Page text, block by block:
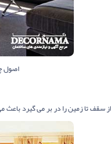
اصول
سقف تا زمین را در بر می گیرد